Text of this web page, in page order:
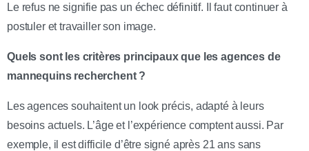
Le refus ne signifie pas un échec définitif. Il faut continuer à
postuler et travailler son image.
Quels sont les critères principaux que les agences de
mannequins recherchent ?
Les agences souhaitent un look précis, adapté à leurs
besoins actuels. L’âge et l’expérience comptent aussi. Par
exemple, il est difficile d’être signé après 21 ans sans